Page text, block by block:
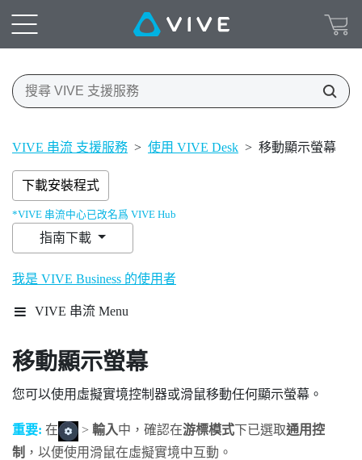
VIVE 串流 支援服務 > 使用 VIVE Desk > 移動顯示螢幕
下載安裝程式
*VIVE 串流中心已改名爲 VIVE Hub
指南下載
我是 VIVE Business 的使用者
VIVE 串流 Menu
移動顯示螢幕
您可以使用虛擬實境控制器或滑鼠移動任何顯示螢幕。
重要: 在 > 輸入中，確認在游標模式下已選取通用控
制 ，以便使用滑鼠在虛擬實境中互動。